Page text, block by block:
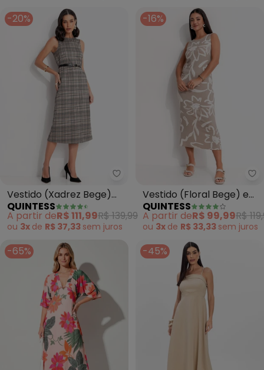
-20%
Quintess - Vestido (Xadrez
Vestido (Xadrez Bege)
em Malha de Alfaiataria
QUINTESS
A partir deR$ 111,99R$ 139,99
ou 3x de R$ 37,33 sem juros
-16%
Vestido (Floral Bege) em
Malha de Viscose
QUINTESS
A partir deR$ 99,99R$
ou 3x de R$ 33,33 sem juros
-65% -45%